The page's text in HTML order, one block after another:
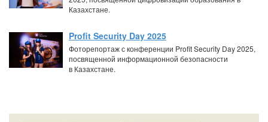
Казахстане.
Profit Security Day 2025
Фоторепортаж с конференции Profit Security Day 2025,
посвященной информационной безопасности
в Казахстане.